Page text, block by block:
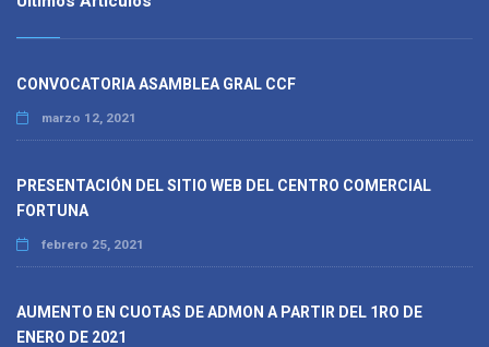
CONVOCATORIA ASAMBLEA GRAL CCF
marzo 12, 2021
PRESENTACIÓN DEL SITIO WEB DEL CENTRO COMERCIAL
FORTUNA
febrero 25, 2021
AUMENTO EN CUOTAS DE ADMON A PARTIR DEL 1RO DE
ENERO DE 2021